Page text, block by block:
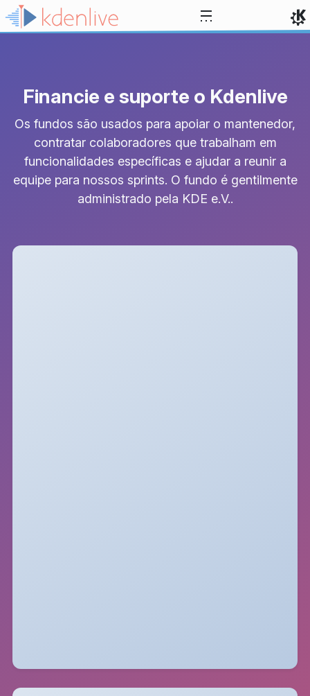
Ir para o conteúdo
Financie e suporte o Kdenlive
Os fundos são usados ​​para apoiar o mantenedor,
contratar colaboradores que trabalham em
funcionalidades específicas e ajudar a reunir a
equipe para nossos sprints. O fundo é gentilmente
administrado pela KDE e.V..